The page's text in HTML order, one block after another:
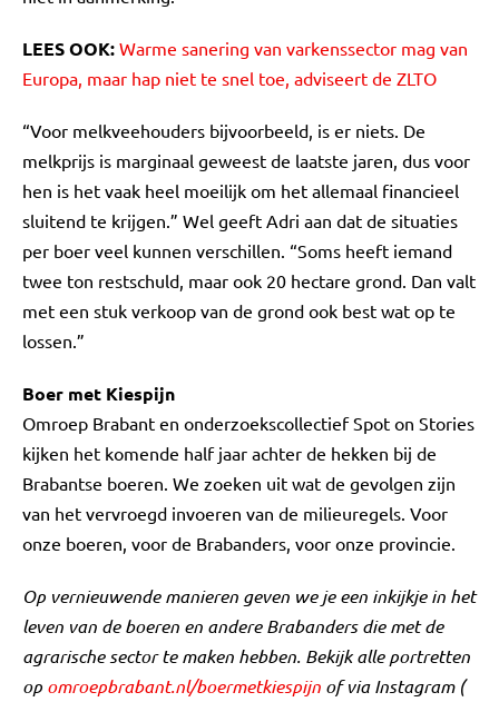
LEES OOK: Warme sanering van varkenssector mag van
Europa, maar hap niet te snel toe, adviseert de ZLTO
“Voor melkveehouders bijvoorbeeld, is er niets. De
melkprijs is marginaal geweest de laatste jaren, dus voor
hen is het vaak heel moeilijk om het allemaal financieel
sluitend te krijgen.” Wel geeft Adri aan dat de situaties
per boer veel kunnen verschillen. “Soms heeft iemand
twee ton restschuld, maar ook 20 hectare grond. Dan valt
met een stuk verkoop van de grond ook best wat op te
lossen.”
Boer met Kiespijn
Omroep Brabant en onderzoekscollectief Spot on Stories
kijken het komende half jaar achter de hekken bij de
Brabantse boeren. We zoeken uit wat de gevolgen zijn
van het vervroegd invoeren van de milieuregels. Voor
onze boeren, voor de Brabanders, voor onze provincie.
Op vernieuwende manieren geven we je een inkijkje in het
leven van de boeren en andere Brabanders die met de
agrarische sector te maken hebben. Bekijk alle portretten
op omroepbrabant.nl/boermetkiespijn of via Instagram (